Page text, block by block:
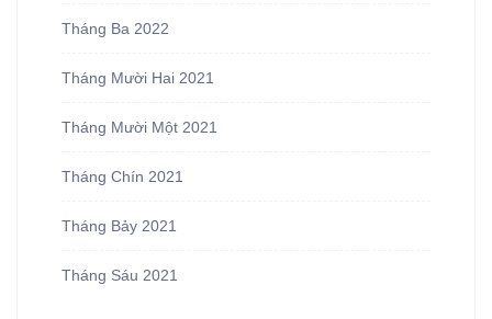
Tháng Ba 2022
Tháng Mười Hai 2021
Tháng Mười Một 2021
Tháng Chín 2021
Tháng Bảy 2021
Tháng Sáu 2021